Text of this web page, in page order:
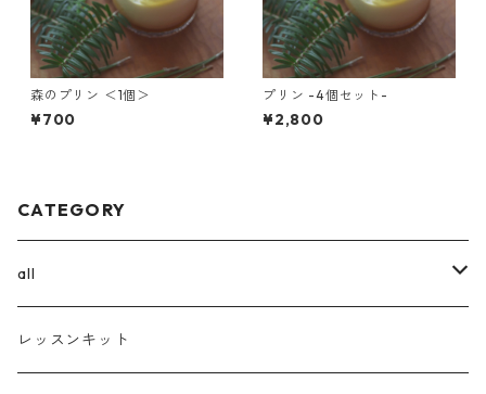
森のプリン ＜1個＞
¥700
プリン -4個セット-
¥2,800
CATEGORY
all
ボタニカルチーズケーキ
レッスンキット